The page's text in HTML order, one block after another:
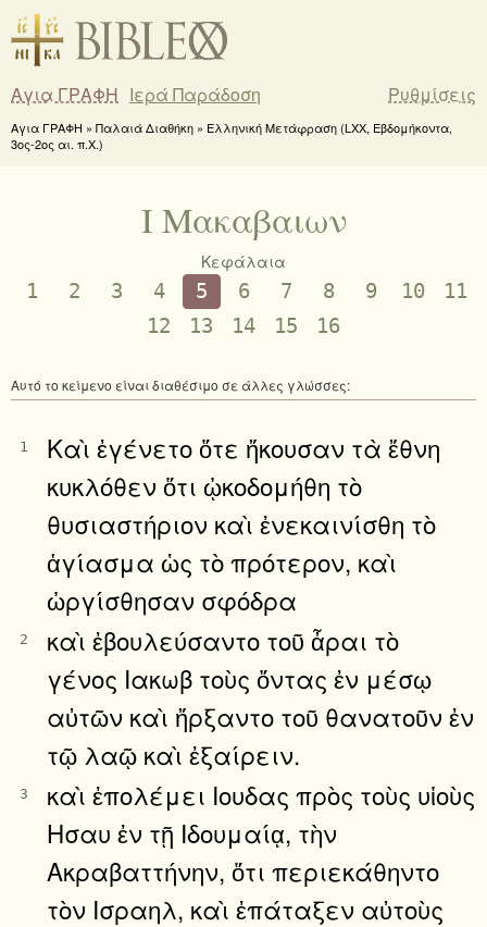
Αγια ΓΡΑΦΗ Ιερά Παράδοση Ρυθμίσεις
Αγια ΓΡΑΦΗ » Παλαιά Διαθήκη » Ελληνική Μετάφραση (LXX, Εβδομήκοντα,
3ος-2ος αι. π.Χ.)
I Μακαβαιων
Κεφάλαια
1 2 3 4 5 6 7 8 9 10
11
12
13 14 15 16
Αυτό το κείμενο είναι διαθέσιμο σε άλλες γλώσσες:
1
Καὶ ἐγένετο ὅτε ἤκουσαν τὰ ἔθνη
κυκλόθεν ὅτι ᾠκοδομήθη τὸ
θυσιαστήριον καὶ ἐνεκαινίσθη τὸ
ἁγίασμα ὡς τὸ πρότερον, καὶ
ὠργίσθησαν σφόδρα
2
καὶ ἐβουλεύσαντο τοῦ ἆραι τὸ
γένος Ιακωβ τοὺς ὄντας ἐν μέσῳ
αὐτῶν καὶ ἤρξαντο τοῦ θανατοῦν ἐν
τῷ λαῷ καὶ ἐξαίρειν.
3
καὶ ἐπολέμει Ιουδας πρὸς τοὺς υἱοὺς
Ησαυ ἐν τῇ Ιδουμαίᾳ, τὴν
Ακραβαττήνην, ὅτι περιεκάθηντο
τὸν Ισραηλ, καὶ ἐπάταξεν αὐτοὺς